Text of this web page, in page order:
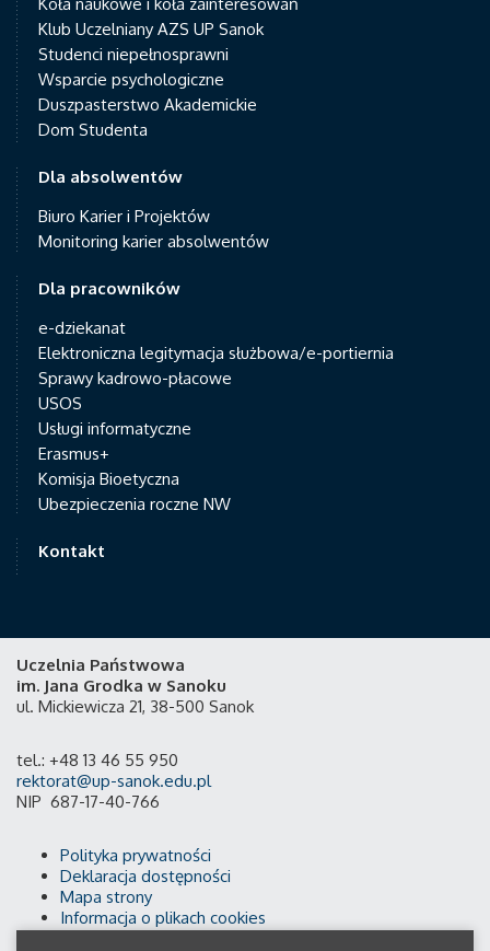
Klub Uczelniany AZS UP Sanok
Studenci niepełnosprawni
Wsparcie psychologiczne
Duszpasterstwo Akademickie
Dom Studenta
Dla absolwentów
Biuro Karier i Projektów
Monitoring karier absolwentów
Dla pracowników
e-dziekanat
Elektroniczna legitymacja służbowa/e-portiernia
Sprawy kadrowo-płacowe
USOS
Usługi informatyczne
Erasmus+
Komisja Bioetyczna
Ubezpieczenia roczne NW
Kontakt
Uczelnia Państwowa
im. Jana Grodka w Sanoku
ul. Mickiewicza 21, 38-500 Sanok
tel.: +48 13 46 55 950
rektorat@up-sanok.edu.pl
NIP 687-17-40-766
Polityka prywatności
Deklaracja dostępności
Mapa strony
Informacja o plikach cookies